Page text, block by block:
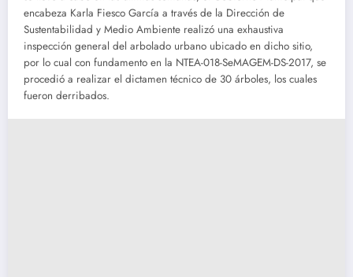
encabeza Karla Fiesco García a través de la Dirección de
Sustentabilidad y Medio Ambiente realizó una exhaustiva
inspección general del arbolado urbano ubicado en dicho sitio,
por lo cual con fundamento en la NTEA-018-SeMAGEM-DS-2017, se
procedió a realizar el dictamen técnico de 30 árboles, los cuales
fueron derribados.